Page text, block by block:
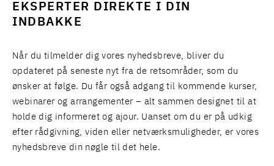
EKSPERTER DIREKTE I DIN
INDBAKKE
Når du tilmelder dig vores nyhedsbreve, bliver du
opdateret på seneste nyt fra de retsområder, som du
ønsker at følge. Du får også adgang til kommende kurser,
webinarer og arrangementer – alt sammen designet til at
holde dig informeret og ajour. Uanset om du er på udkig
efter rådgivning, viden eller netværksmuligheder, er vores
nyhedsbreve din nøgle til det hele.